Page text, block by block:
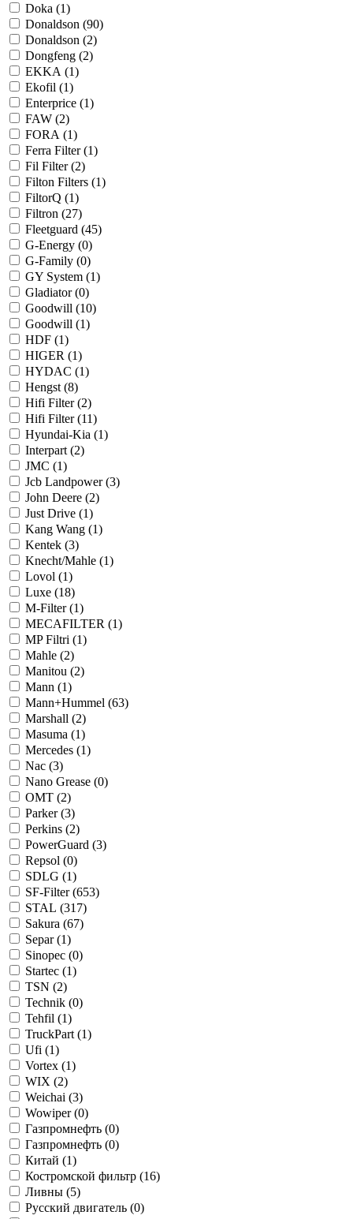
Doka (1)
Donaldson (90)
Donaldson (2)
Dongfeng (2)
EKKA (1)
Ekofil (1)
Enterprice (1)
FAW (2)
FORA (1)
Ferra Filter (1)
Fil Filter (2)
Filton Filters (1)
FiltorQ (1)
Filtron (27)
Fleetguard (45)
G-Energy (0)
G-Family (0)
GY System (1)
Gladiator (0)
Goodwill (10)
Goodwill (1)
HDF (1)
HIGER (1)
HYDAC (1)
Hengst (8)
Hifi Filter (2)
Hifi Filter (11)
Hyundai-Kia (1)
Interpart (2)
JMC (1)
Jcb Landpower (3)
John Deere (2)
Just Drive (1)
Kang Wang (1)
Kentek (3)
Knecht/Mahle (1)
Lovol (1)
Luxe (18)
M-Filter (1)
MECAFILTER (1)
MP Filtri (1)
Mahle (2)
Manitou (2)
Mann (1)
Mann+Hummel (63)
Marshall (2)
Masuma (1)
Mercedes (1)
Nac (3)
Nano Grease (0)
OMT (2)
Parker (3)
Perkins (2)
PowerGuard (3)
Repsol (0)
SDLG (1)
SF-Filter (653)
STAL (317)
Sakura (67)
Separ (1)
Sinopec (0)
Startec (1)
TSN (2)
Technik (0)
Tehfil (1)
TruckPart (1)
Ufi (1)
Vortex (1)
WIX (2)
Weichai (3)
Wowiper (0)
Газпромнефть (0)
Газпромнефть (0)
Китай (1)
Костромской фильтр (16)
Ливны (5)
Русский двигатель (0)